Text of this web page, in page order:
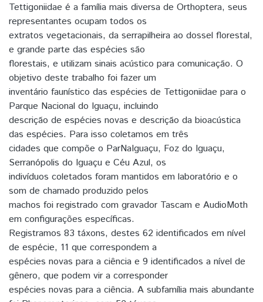
Tettigoniidae é a família mais diversa de Orthoptera, seus
representantes ocupam todos os
extratos vegetacionais, da serrapilheira ao dossel florestal,
e grande parte das espécies são
florestais, e utilizam sinais acústico para comunicação. O
objetivo deste trabalho foi fazer um
inventário faunístico das espécies de Tettigoniidae para o
Parque Nacional do Iguaçu, incluindo
descrição de espécies novas e descrição da bioacústica
das espécies. Para isso coletamos em três
cidades que compõe o ParNaIguaçu, Foz do Iguaçu,
Serranópolis do Iguaçu e Céu Azul, os
indivíduos coletados foram mantidos em laboratório e o
som de chamado produzido pelos
machos foi registrado com gravador Tascam e AudioMoth
em configurações específicas.
Registramos 83 táxons, destes 62 identificados em nível
de espécie, 11 que correspondem a
espécies novas para a ciência e 9 identificados a nível de
gênero, que podem vir a corresponder
espécies novas para a ciência. A subfamília mais abundante